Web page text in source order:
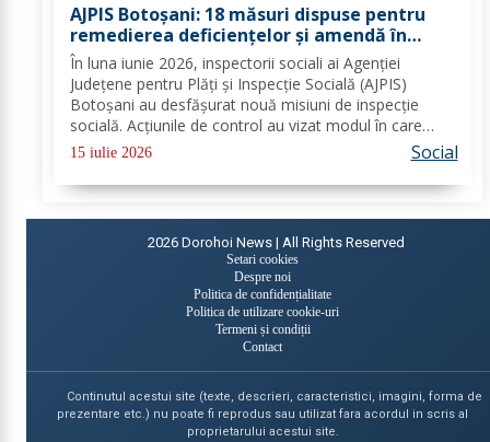
AJPIS Botoșani: 18 măsuri dispuse pentru
remedierea deficiențelor și amendă în
valoare de 80.000 lei aplicate de inspectorii
sociali
În luna iunie 2026, inspectorii sociali ai Agenției
Județene pentru Plăți și Inspecție Socială (AJPIS)
Botoșani au desfășurat nouă misiuni de inspecție
socială. Acțiunile de control au vizat modul în care
sunt respectate standardele minime de calitate în
15 iulie 2026 Social
2026 Dorohoi News | All Rights Reserved
Setari cookies
Despre noi
Politica de confidențialitate
Politica de utilizare cookie-uri
Termeni și condiții
Contact
Continutul acestui site (texte, descrieri, caracteristici, imagini, forma de
prezentare etc.) nu poate fi reprodus sau utilizat fara acordul in scris al
proprietarului acestui site.